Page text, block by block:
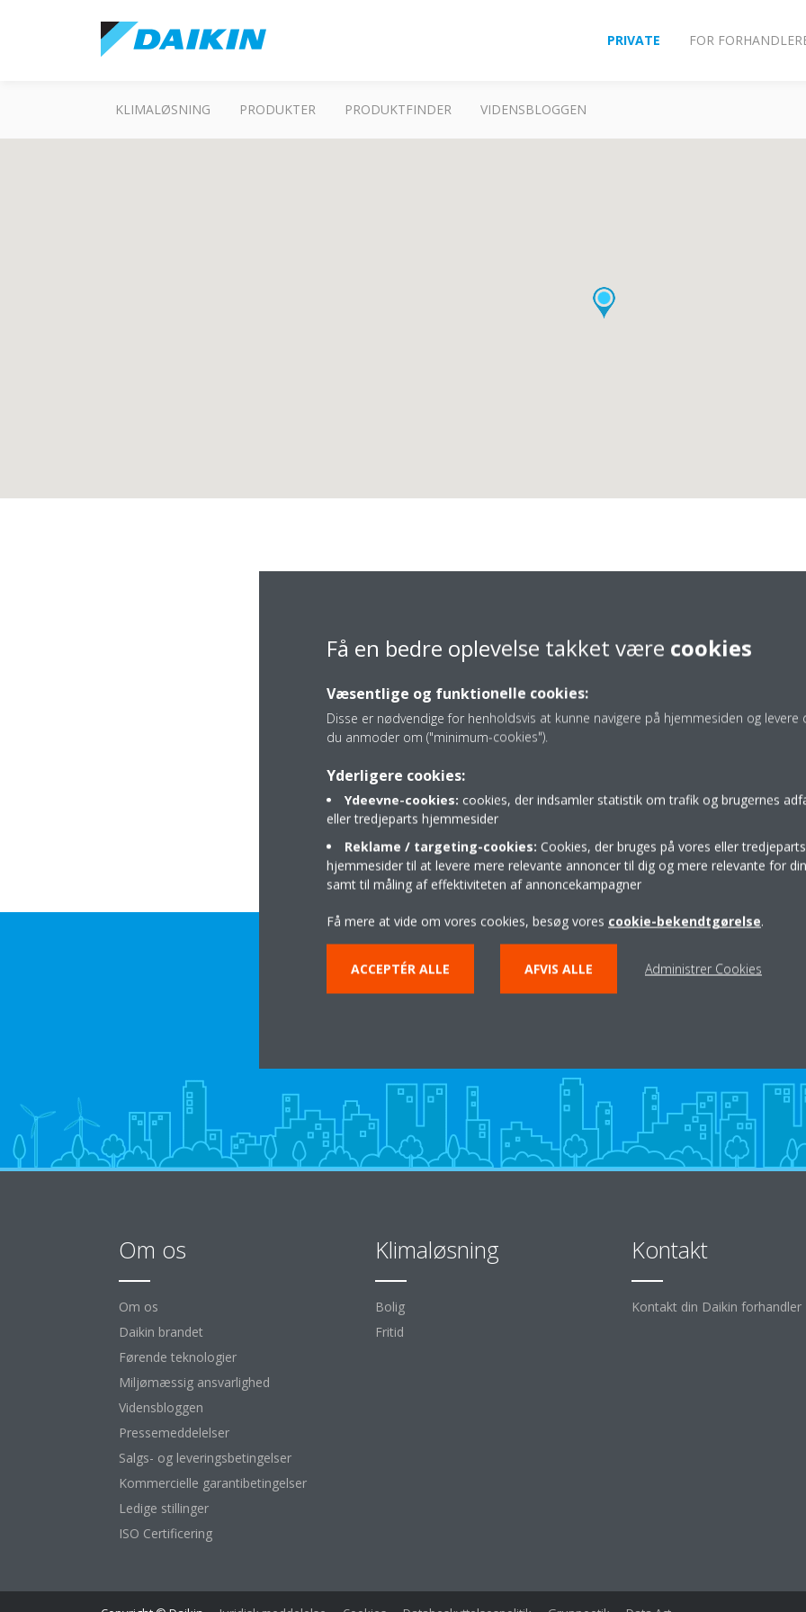
PRIVATE FOR
KLIMALØSNING PRODUKTER PRODUKTFINDER VIDENSBLOGGEN
Randers Køleteknik
8940 Randers SV
https://
Hjælp til private
Om os
Om os
Daikin brandet
Førende teknologier
Miljømæssig ansvarlighed
Vidensbloggen
Pressemeddelelser
Salgs- og leveringsbetingelser
Kommercielle garantibetingelser
Ledige stillinger
ISO Certificering
Klimaløsning
Bolig
Fritid
Kontakt
Kontakt din Daikin forhandler
Få en bedre oplevelse takket være cookies
Væsentlige og funktionelle cookies:
Disse er nødvendige for henholdsvis at kunne navigere på hjemmesiden og levere
du anmoder om ("minimum-cookies").
Yderligere cookies:
Ydeevne-cookies: cookies, der indsamler statistik om trafik og brugernes
eller tredjeparts hjemmesider
Reklame / targeting-cookies: Cookies, der bruges på vores eller tredjeparts
hjemmesider til at levere mere relevante annoncer til dig og mere relevante for
samt til måling af effektiviteten af annoncekampagner
Få mere at vide om vores cookies, besøg vores cookie-bekendtgørelse.
ACCEPTÉR ALLE AFVIS ALLE Administrer Cookies